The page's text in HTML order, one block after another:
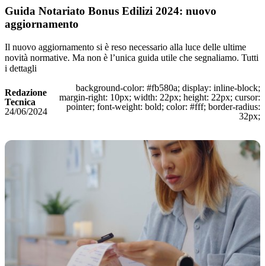
Guida Notariato Bonus Edilizi 2024: nuovo
aggiornamento
Il nuovo aggiornamento si è reso necessario alla luce delle ultime
novità normative. Ma non è l’unica guida utile che segnaliamo. Tutti
i dettagli
Redazione
Tecnica
24/06/2024
background-color: #fb580a; display: inline-block;
margin-right: 10px; width: 22px; height: 22px; cursor:
pointer; font-weight: bold; color: #fff; border-radius:
32px;